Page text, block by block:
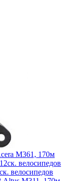
М361, 170м
велосипедов